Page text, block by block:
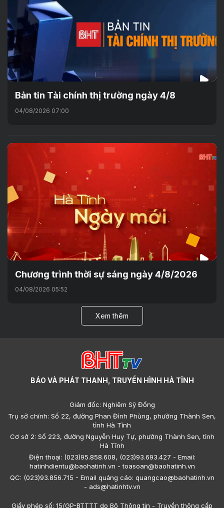
Bản tin Tài chính thị trường ngày 4/8
04/08/2026 07:00
Chương trình thời sự sáng ngày 4/8/2026
04/08/2026 05:52
Xem thêm
BÁO VÀ PHÁT THANH, TRUYỀN HÌNH HÀ TĨNH
Giám đốc: Nghiêm Sỹ Đống
Trụ sở chính: Số 22, đường Phan Đình Phùng, phường Thành Sen,
tỉnh Hà Tĩnh
Cơ sở 2: Số 223, đường Nguyễn Huy Tự, phường Thành Sen, tỉnh
Hà Tĩnh
Điện thoại: (023)95.858.608, (023)93.693.427 - Email:
hatinhdientu@baohatinh.vn - toasoan@baohatinh.vn
QC: (023)93.856.715 - Email quảng cáo: quangcao@baohatinh.vn
- ads@hatinhtv.vn
Giấy phép số: 15/GP-BTTTT do Bộ Thông tin - Truyền thông cấp